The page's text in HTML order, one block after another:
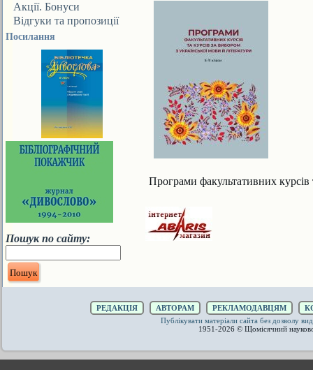
Акції. Бонуси
Відгуки та пропозиції
Посилання
Пошук по сайту:
Програми факультативних курсів
РЕДАКЦІЯ АВТОРАМ РЕКЛАМОДАВЦЯМ
Публікувати матеріали сайта без дозволу
1951-2026 © Щомісячний